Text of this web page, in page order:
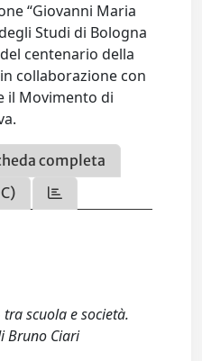
“Giovanni Maria
Studi di Bologna
centenario della
collaborazione con
il Movimento di
completa
scuola e società.
Bruno Ciari